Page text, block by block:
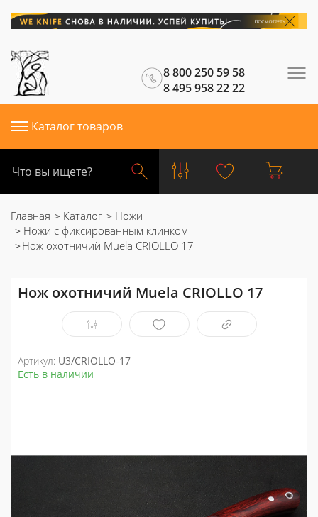
8 800 250 59 58
8 495 958 22 22
Каталог товаров
Главная Каталог
Ножи
Ножи с фиксированным клинком
Нож охотничий Muela CRIOLLO 17
Нож охотничий Muela CRIOLLO 17
Артикул: U3/CRIOLLO-17
Есть в наличии